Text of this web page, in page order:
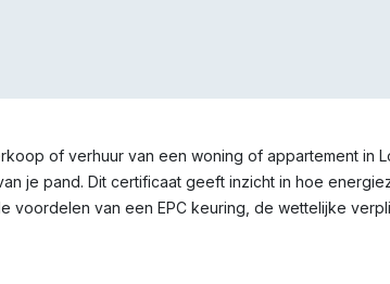
of verhuur van een woning of appartement in
je pand. Dit certificaat geeft inzicht in hoe
voordelen van een EPC keuring, de wettelijke